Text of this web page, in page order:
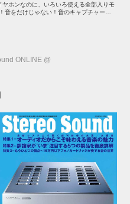
ヤホンなのに、いろいろ使える全部入りモ
音をだけじゃない！音のキャプチャーや、
ONLINE @